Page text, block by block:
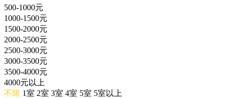
500-1000元
1000-1500元
1500-2000元
2000-2500元
2500-3000元
3000-3500元
3500-4000元
4000元以上
不限 1室 2室 3室 4室 5室 5室以上